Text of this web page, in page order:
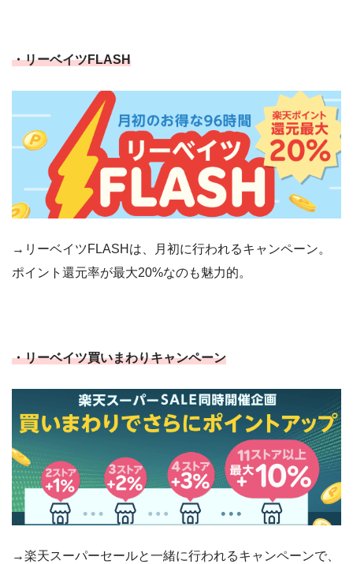
・リーベイツFLASH
→リーベイツFLASHは、月初に行われるキャンペーン。
ポイント還元率が最大20%なのも魅力的。
・リーベイツ買いまわりキャンペーン
→楽天スーパーセールと一緒に行われるキャンペーンで、